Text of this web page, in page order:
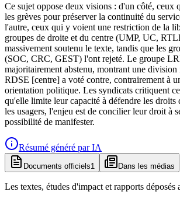
Ce sujet oppose deux visions : d'un côté, ceux
les grèves pour préserver la continuité du
l'autre, ceux qui y voient une restriction de la
groupes de droite et du centre (UMP, UC,
massivement soutenu le texte, tandis que les
(SOC, CRC, GEST) l'ont rejeté. Le groupe
majoritairement abstenu, montrant une
RDSE [centre] a voté contre, contrairement à
orientation politique. Les syndicats critiquent
qu'elle limite leur capacité à défendre les droits
les usagers, l'enjeu est de concilier leur droit à
possibilité de manifester.
Résumé généré par IA
Documents officiels1 Dans les médias
Les textes, études d'impact et rapports déposés